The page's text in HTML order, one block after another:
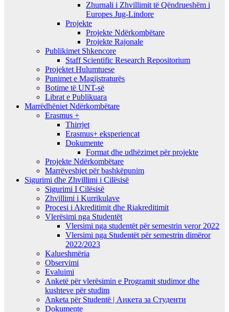
Zhurnali i Zhvillimit të Qëndrueshëm i
Europes Jug-Lindore
Projekte
Projekte Ndërkombëtare
Projekte Rajonale
Publikimet Shkencore
Staff Scientific Research Repositorium
Projektet Hulumtuese
Punimet e Magjistraturës
Botime të UNT-së
Librat e Publikuara
Marrëdhëniet Ndërkombëtare
Erasmus +
Thirrjet
Erasmus+ eksperiencat
Dokumente
Format dhe udhëzimet për projekte
Projekte Ndërkombëtare
Marrëveshjet për bashkëpunim
Sigurimi dhe Zhvillimi i Cilësisë
Sigurimi I Cilësisë
Zhvillimi i Kurrikulave
Procesi i Akreditimit dhe Riakreditimit
Vlerësimi nga Studentët
Vlersimi nga studentët për semestrin veror 2022
Vlersimi nga Studentët për semestrin dimëror
2022/2023
Kalueshmëria
Observimi
Evaluimi
Anketë për vlerësimin e Programit studimor dhe
kushteve për studim
Anketa për Studentë | Анкета за Студенти
Dokumente